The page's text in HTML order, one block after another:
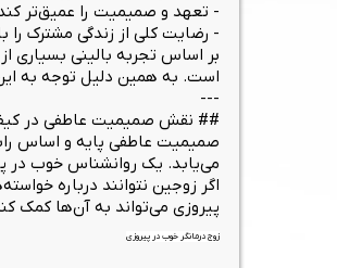
- تعهد و صمیمیت را عمیق‌تر
- رضایت کلی از زندگی مشترک را
بر اساس تجربه بالینی بسیاری
است. به همین دلیل توجه به
---
## نقش صمیمیت عاطفی در
صمیمیت عاطفی پایه و اساس
می‌یابد. یک روانشناس خوب در
اگر زوجین نتوانند درباره
پیروزی می‌تواند به آن‌ها کمک
زوج درمانگر خوب در پیروزی